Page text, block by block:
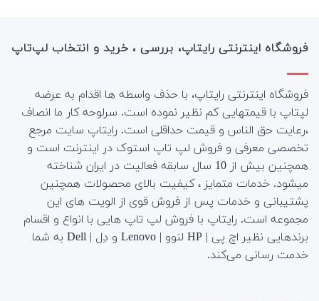
فروشگاه اینترنتی رایتاپ، بررسی ، خرید و انتخاب لپ‌تاپ
فروشگاه اینترنتی رایتاپ، با حذف واسطه ها اقدام به عرضه
لپتاپ با قیمتهایی کم نظیر نموده است. سرلوحه کار ما انصاف
،رعایت حق الناس و قیمت حداقلی است. رایتاپ سایت مرجع
تخصصی معرفی و فروش لپ تاپ استوک در اینترنت است و
همچنین بیش از 10 سال سابقه فعالیت در ایران شناخته
میشود. خدمات متمایز ، کیفیت بالای محصولات همچنین
پشتیبانی و خدمات پس از فروش قوی از الویت های این
مجموعه است. رایتاپ با فروش لپ تاپ هایی با انواع و اقسام
برندهایی نظیر اچ پی | HP لنوو | Lenovo و دِل | Dell به شما
خدمت رسانی می‌کند.